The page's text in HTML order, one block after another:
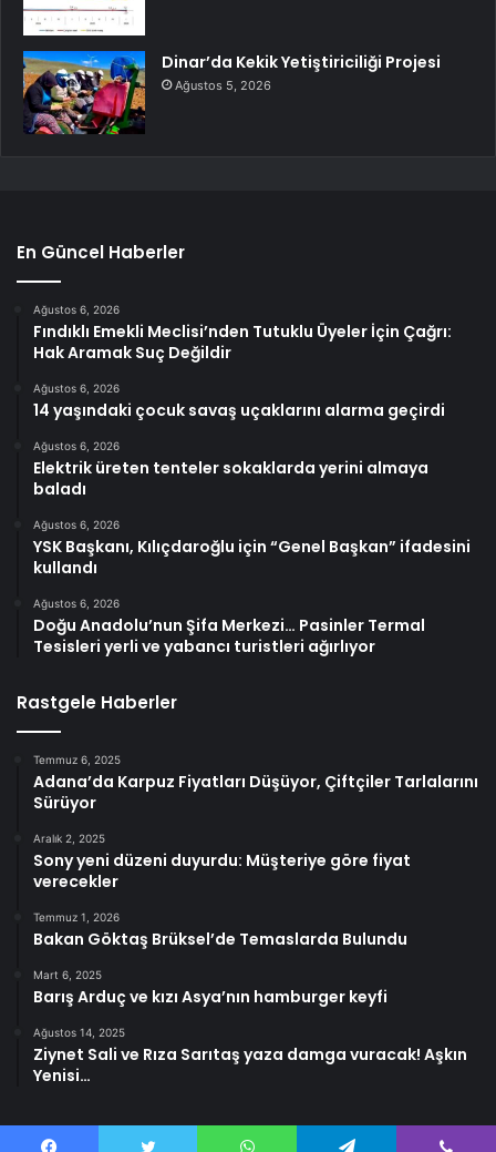
Dinar’da Kekik Yetiştiriciliği Projesi
Ağustos 5, 2026
En Güncel Haberler
Ağustos 6, 2026
Fındıklı Emekli Meclisi’nden Tutuklu Üyeler İçin Çağrı:
Hak Aramak Suç Değildir
Ağustos 6, 2026
14 yaşındaki çocuk savaş uçaklarını alarma geçirdi
Ağustos 6, 2026
Elektrik üreten tenteler sokaklarda yerini almaya
baladı
Ağustos 6, 2026
YSK Başkanı, Kılıçdaroğlu için “Genel Başkan” ifadesini
kullandı
Ağustos 6, 2026
Doğu Anadolu’nun Şifa Merkezi… Pasinler Termal
Tesisleri yerli ve yabancı turistleri ağırlıyor
Rastgele Haberler
Temmuz 6, 2025
Adana’da Karpuz Fiyatları Düşüyor, Çiftçiler Tarlalarını
Sürüyor
Aralık 2, 2025
Sony yeni düzeni duyurdu: Müşteriye göre fiyat
verecekler
Temmuz 1, 2026
Bakan Göktaş Brüksel’de Temaslarda Bulundu
Mart 6, 2025
Barış Arduç ve kızı Asya’nın hamburger keyfi
Ağustos 14, 2025
Ziynet Sali ve Rıza Sarıtaş yaza damga vuracak! Aşkın
Yenisi…